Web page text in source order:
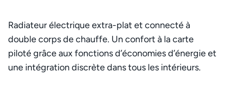
Radiateur électrique extra-plat et connecté à
double corps de chauffe. Un confort à la carte
piloté grâce aux fonctions d’économies d’énergie et
une intégration discrète dans tous les intérieurs.